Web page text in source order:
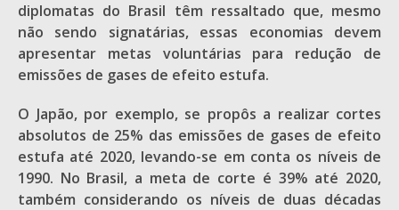
diplomatas do Brasil têm ressaltado que, mesmo
não sendo signatárias, essas economias devem
apresentar metas voluntárias para redução de
emissões de gases de efeito estufa.
O Japão, por exemplo, se propôs a realizar cortes
absolutos de 25% das emissões de gases de efeito
estufa até 2020, levando-se em conta os níveis de
1990. No Brasil, a meta de corte é 39% até 2020,
também considerando os níveis de duas décadas